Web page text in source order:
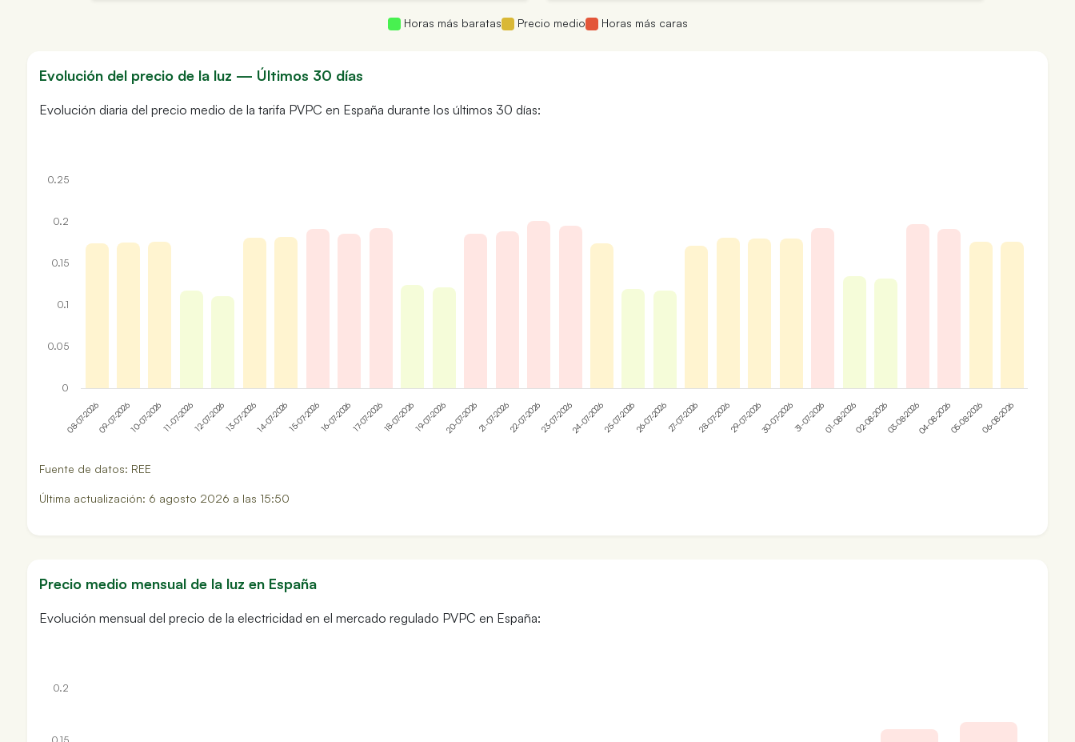
Horas más baratas Precio medio Horas más caras
Evolución del precio de la luz — Últimos 30 días
Evolución diaria del precio medio de la tarifa PVPC en España durante los últimos 30 días:
08-07-202609-07-202610-07-202611-07-202612-07-202613-07-202614-07-202615-07-202616-07-202617-07-202618-07-202619-07-202620-07-202621-07-202622-07-202623-07-202624-07-202625-07-202626-07-202627-07-202628-07-202629-07-202630-07-202631-07-202601-08-202602-08-202603-08-202604-08-202605-08-202606-08-2026
0
0.05
0.1
0.15
0.2
0.25
Fuente de datos: REE
Última actualización: 6 agosto 2026 a las 15:50
Precio medio mensual de la luz en España
Evolución mensual del precio de la electricidad en el mercado regulado PVPC en España:
0.2